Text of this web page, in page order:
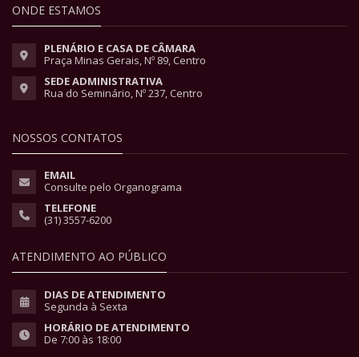
ONDE ESTAMOS
PLENÁRIO E CASA DE CÂMARA
Praça Minas Gerais, Nº 89, Centro
SEDE ADMINISTRATIVA
Rua do Seminário, Nº 237, Centro
NOSSOS CONTATOS
EMAIL
Consulte pelo Organograma
TELEFONE
(31) 3557-6200
ATENDIMENTO AO PÚBLICO
DIAS DE ATENDIMENTO
Segunda à Sexta
HORÁRIO DE ATENDIMENTO
De 7:00 às 18:00